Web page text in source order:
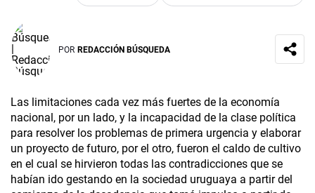
POR REDACCIÓN BÚSQUEDA
Las limitaciones cada vez más fuertes de la economía
nacional, por un lado, y la incapacidad de la clase política
para resolver los problemas de primera urgencia y elaborar
un proyecto de futuro, por el otro, fueron el caldo de cultivo
en el cual se hirvieron todas las contradicciones que se
habían ido gestando en la sociedad uruguaya a partir del